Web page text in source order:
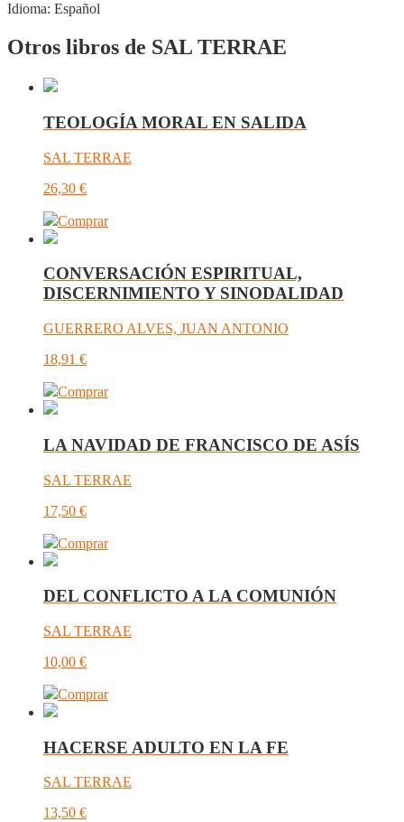
Idioma: Español
Otros libros de SAL TERRAE
TEOLOGÍA MORAL EN SALIDA
SAL TERRAE
26,30 €
Comprar
CONVERSACIÓN ESPIRITUAL,
DISCERNIMIENTO Y SINODALIDAD
GUERRERO ALVES, JUAN ANTONIO
18,91 €
Comprar
LA NAVIDAD DE FRANCISCO DE ASÍS
SAL TERRAE
17,50 €
Comprar
DEL CONFLICTO A LA COMUNIÓN
SAL TERRAE
10,00 €
Comprar
HACERSE ADULTO EN LA FE
SAL TERRAE
13,50 €